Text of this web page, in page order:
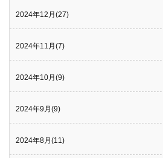
2024年12月(27)
2024年11月(7)
2024年10月(9)
2024年9月(9)
2024年8月(11)